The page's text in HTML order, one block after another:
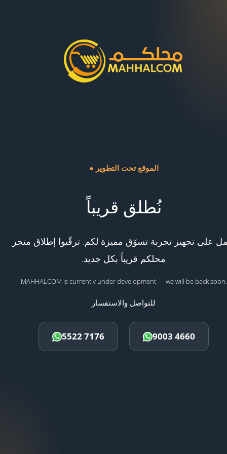
● الموقع تحت التطوير
نُطلق قريباً
على تجهيز تجربة تسوّق مميزة لكم. ترقّبوا إطلاق متجر
محلكم قريباً بكل جديد.
MAHHALCOM is currently under development — we will be back soon.
للتواصل والاستفسار
5522 7176 9003 4660